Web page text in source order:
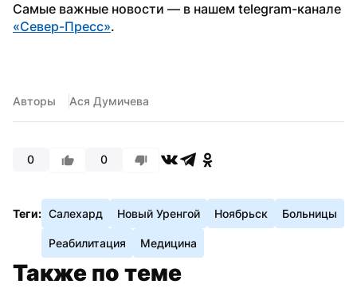
«Север-Пресс».
Авторы Ася Думичева
0 0
Теги: Салехард Новый Уренгой Ноябрьск Больницы
Реабилитация Медицина
Также по теме